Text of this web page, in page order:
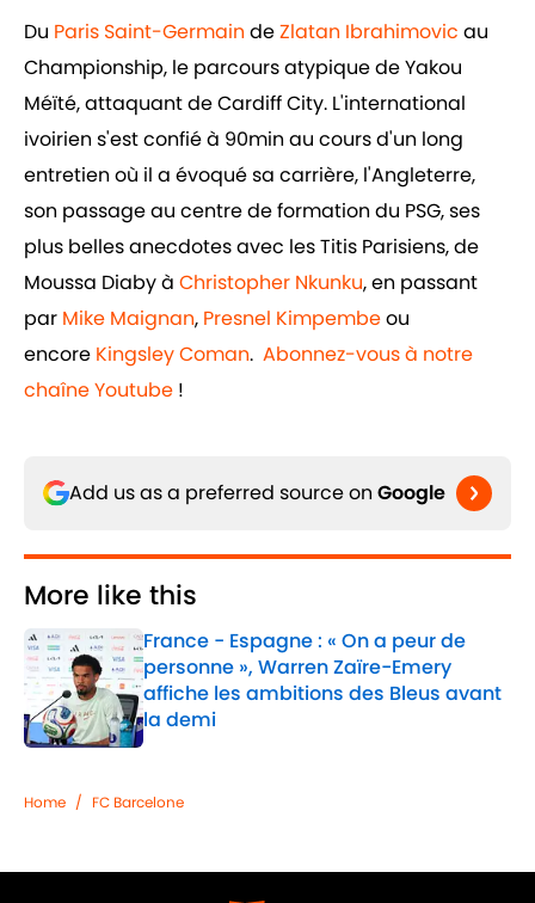
Du Paris Saint-Germain deZlatan Ibrahimovic au
Championship, le parcours atypique de Yakou
Méïté, attaquant de Cardiff City. L'international
ivoirien s'est confié à 90min au cours d'un long
entretien où il a évoqué sa carrière, l'Angleterre,
son passage au centre de formation du PSG, ses
plus belles anecdotes avec les Titis Parisiens, de
Moussa Diaby à Christopher Nkunku, en passant
par Mike Maignan, Presnel Kimpembeou
encore Kingsley Coman. Abonnez-vous à notre
chaîne Youtube !
Add us as a preferred source on Google
More like this
France - Espagne : « On a peur de
personne », Warren Zaïre-Emery
affiche les ambitions des Bleus avant
la demi
Published by on Invalid Date
Home / FC Barcelone